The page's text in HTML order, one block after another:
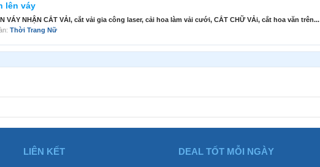
lên váy
VÁY NHẬN CẮT VẢI, cắt vải gia công laser, cải hoa làm vải cưới, CẮT CHỮ VẢi, cắt hoa văn trên...
Thời Trang Nữ
LIÊN KẾT DEAL TỐT MỖI NGÀY